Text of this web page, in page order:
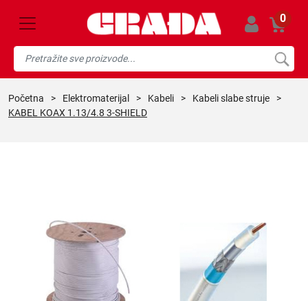
0
početna > elektromaterijal > kabeli > kabeli slabe struje
>
KABEL KOAX 1.13/4.8 3-SHIELD